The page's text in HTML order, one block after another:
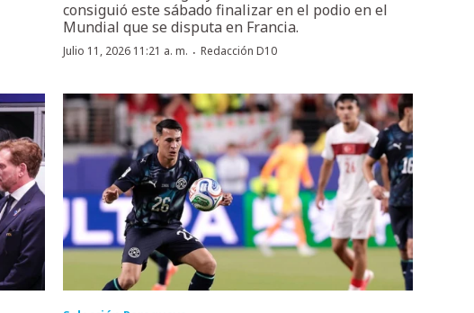
consiguió este sábado finalizar en el podio en el
Mundial que se disputa en Francia.
Julio 11, 2026 11:21 a. m. · Redacción D10